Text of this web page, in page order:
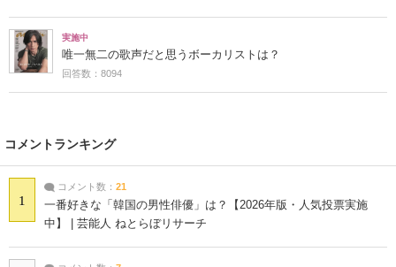
実施中
唯一無二の歌声だと思うボーカリストは？
回答数：8094
コメントランキング
1
コメント数： 21
一番好きな「韓国の男性俳優」は？【2026年版・人気投票実施
中】 | 芸能人 ねとらぼリサーチ